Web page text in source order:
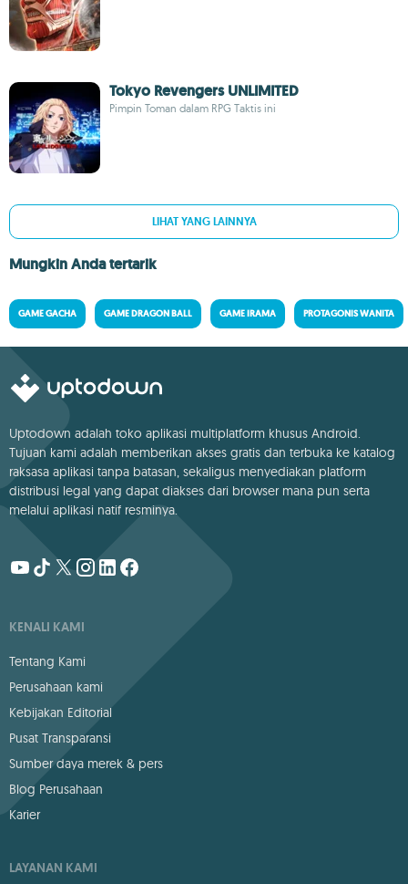
Tokyo Revengers UNLIMITED
Pimpin Toman dalam RPG Taktis ini
LIHAT YANG LAINNYA
Mungkin Anda tertarik
GAME GACHA GAME DRAGON BALL GAME IRAMA PROTAGONIS WANITA
Uptodown adalah toko aplikasi multiplatform khusus Android.
Tujuan kami adalah memberikan akses gratis dan terbuka ke katalog
raksasa aplikasi tanpa batasan, sekaligus menyediakan platform
distribusi legal yang dapat diakses dari browser mana pun serta
melalui aplikasi natif resminya.
KENALI KAMI
Tentang Kami
Perusahaan kami
Kebijakan Editorial
Pusat Transparansi
Sumber daya merek & pers
Blog Perusahaan
Karier
LAYANAN KAMI